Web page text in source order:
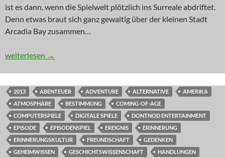
ist es dann, wenn die Spielwelt plötzlich ins Surreale abdriftet.
Denn etwas braut sich ganz gewaltig über der kleinen Stadt
Arcadia Bay zusammen…
INNOVATION: Zeit, zu leben
weiterlesen →
2013 ABENTEUER ADVENTURE ALTERNATIVE
AMERIKA
ATMOSPHÄRE
BESTIMMUNG
COMING-OF-AGE
COMPUTERSPIELE
DIGITALE SPIELE
DONTNOD ENTERTAINMENT
EPISODE
EPISODENSPIEL EREIGNIS
ERINNERUNG
ERINNERUNGSKULTUR
FREUNDSCHAFT
GEDENKEN
GEHEIMWISSEN
GESCHICHTSWISSENSCHAFT
HANDLUNGEN